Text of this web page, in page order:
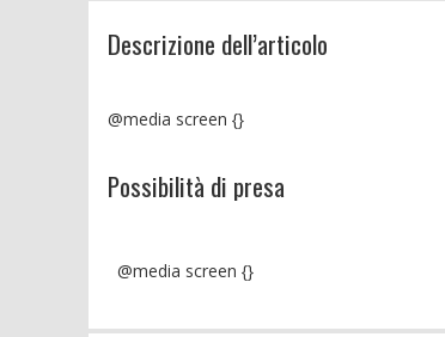
Descrizione dell’articolo
@media screen {}
Possibilità di presa
@media screen {}